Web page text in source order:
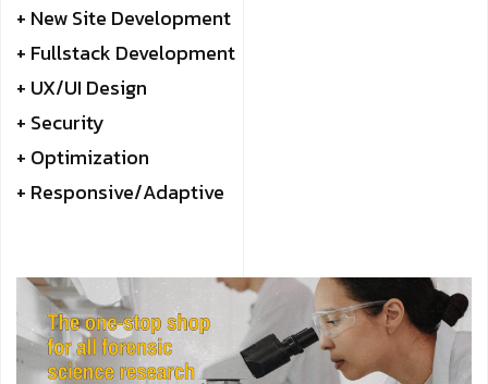
+ New Site Development
+ Fullstack Development
+ UX/UI Design
+ Security
+ Optimization
+ Responsive/Adaptive